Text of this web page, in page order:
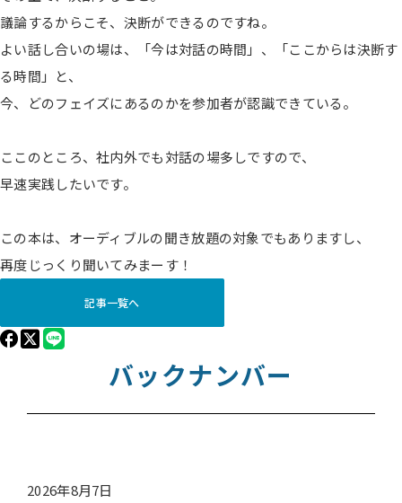
議論するからこそ、決断ができるのですね。
よい話し合いの場は、「今は対話の時間」、「ここからは決断す
る時間」と、
今、どのフェイズにあるのかを参加者が認識できている。
ここのところ、社内外でも対話の場多しですので、
早速実践したいです。
この本は、オーディブルの聞き放題の対象でもありますし、
再度じっくり聞いてみまーす！
記事一覧へ
バックナンバー
2026年8月7日